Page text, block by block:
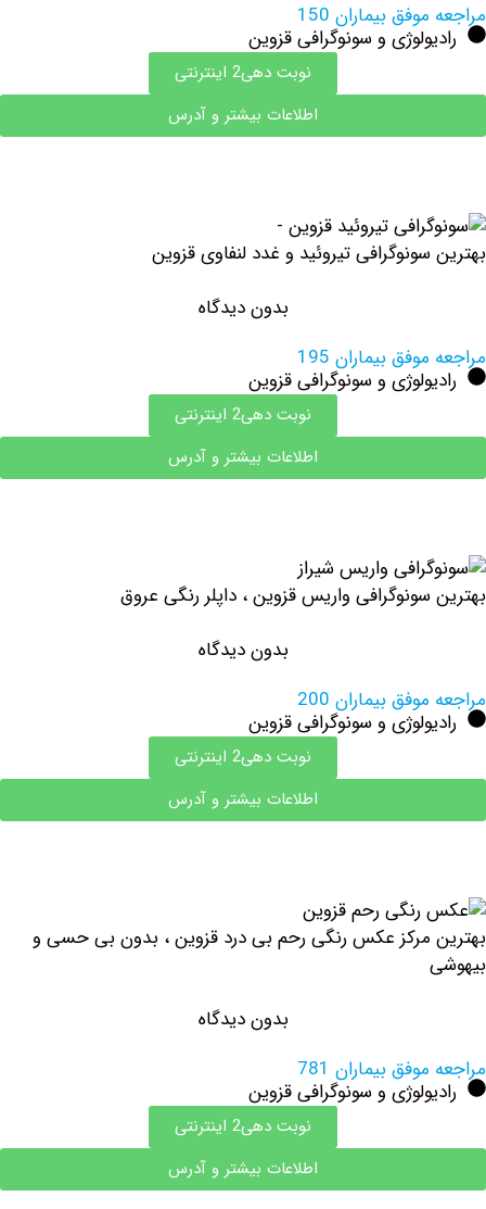
بیماران 150
و سونوگرافی قزوین
نوبت دهی2 اینترنتی
اطلاعات بیشتر و آدرس
تیروئید و غدد لنفاوی قزوین
بدون دیدگاه
بیماران 195
و سونوگرافی قزوین
نوبت دهی2 اینترنتی
اطلاعات بیشتر و آدرس
واریس قزوین ، داپلر رنگی عروق
بدون دیدگاه
بیماران 200
و سونوگرافی قزوین
نوبت دهی2 اینترنتی
اطلاعات بیشتر و آدرس
مرکز عکس رنگی رحم بی درد قزوین ، بدون بی حسی و
بدون دیدگاه
بیماران 781
و سونوگرافی قزوین
نوبت دهی2 اینترنتی
اطلاعات بیشتر و آدرس